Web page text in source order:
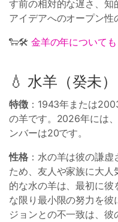
す前の相対的な遅さ、知
アイデアへのオープン性
🐑🛠 金羊の年について
💧 水羊（癸未）
特徴：1943年または
の羊です。2026年には
ンバーは20です。
性格：水の羊は彼の謙虚
ため、友人や家族に大
的な水の羊は、最初に
な限り最小限の努力を
ジョンとの不一致は、